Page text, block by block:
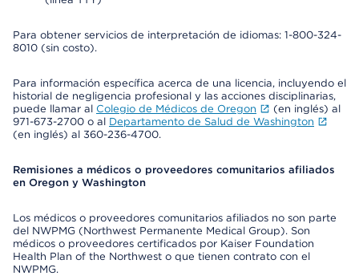
Para obtener servicios de interpretación de idiomas: 1-800-324-
8010 (sin costo).
Para información específica acerca de una licencia, incluyendo el
historial de negligencia profesional y las acciones disciplinarias,
puede llamar al Colegio de Médicos de Oregon
(en inglés) al
971-673-2700 o al Departamento de Salud de Washington
(en inglés) al 360-236-4700.
Remisiones a médicos o proveedores comunitarios afiliados
en Oregon y Washington
Los médicos o proveedores comunitarios afiliados no son parte
del NWPMG (Northwest Permanente Medical Group). Son
médicos o proveedores certificados por Kaiser Foundation
Health Plan of the Northwest o que tienen contrato con el
NWPMG.